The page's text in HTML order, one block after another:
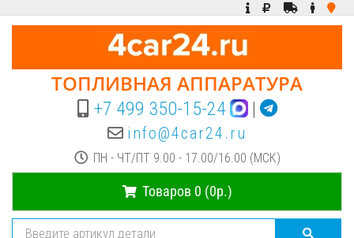
ТОПЛИВНАЯ АППАРАТУРА
+7 499 350-15-24 |
info@4car24.ru
ПН - ЧТ/ПТ 9.00 - 17.00/16.00 (МСК)
Товаров 0 (0р.)